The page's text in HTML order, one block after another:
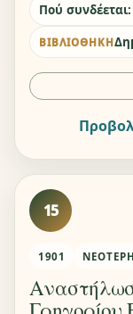
Πού
ΒΙΒΛΙΟΘΉΚΗ
15
1901